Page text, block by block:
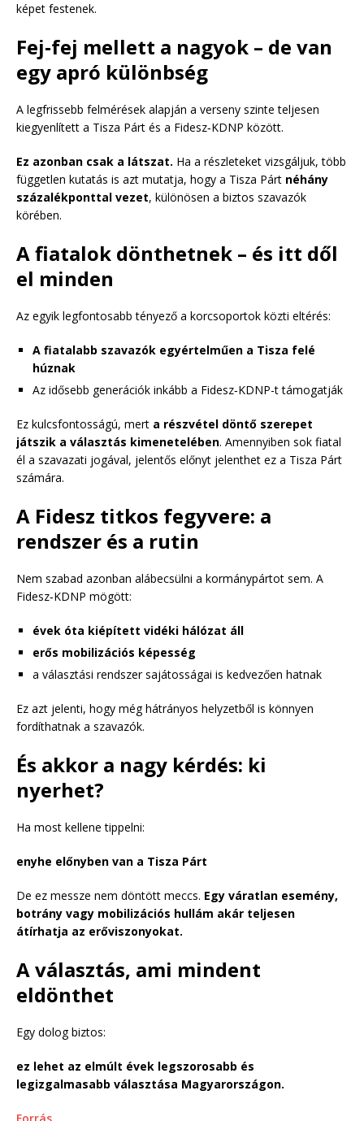
képet festenek.
Fej‑fej mellett a nagyok – de van
egy apró különbség
A legfrissebb felmérések alapján a verseny szinte teljesen
kiegyenlített a Tisza Párt és a Fidesz‑KDNP között.
Ez azonban csak a látszat. Ha a részleteket vizsgáljuk, több
független kutatás is azt mutatja, hogy a Tisza Párt néhány
százalékponttal vezet, különösen a biztos szavazók
körében.
A fiatalok dönthetnek – és itt dől
el minden
Az egyik legfontosabb tényező a korcsoportok közti eltérés:
A fiatalabb szavazók egyértelműen a Tisza felé
húznak
Az idősebb generációk inkább a Fidesz‑KDNP-t támogatják
Ez kulcsfontosságú, mert a részvétel döntő szerepet
játszik a választás kimenetelében. Amennyiben sok fiatal
él a szavazati jogával, jelentős előnyt jelenthet ez a Tisza Párt
számára.
A Fidesz titkos fegyvere: a
rendszer és a rutin
Nem szabad azonban alábecsülni a kormánypártot sem. A
Fidesz‑KDNP mögött:
évek óta kiépített vidéki hálózat áll
erős mobilizációs képesség
a választási rendszer sajátosságai is kedvezően hatnak
Ez azt jelenti, hogy még hátrányos helyzetből is könnyen
fordíthatnak a szavazók.
És akkor a nagy kérdés: ki
nyerhet?
Ha most kellene tippelni:
enyhe előnyben van a Tisza Párt
De ez messze nem döntött meccs. Egy váratlan esemény,
botrány vagy mobilizációs hullám akár teljesen
átírhatja az erőviszonyokat.
A választás, ami mindent
eldönthet
Egy dolog biztos:
ez lehet az elmúlt évek legszorosabb és
legizgalmasabb választása Magyarországon.